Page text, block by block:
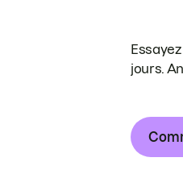
jours.